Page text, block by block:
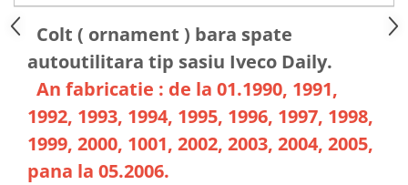
Colt ( ornament ) bara spate
autoutilitara tip sasiu Iveco Daily.
An fabricatie : de la 01.1990, 1991,
1992, 1993, 1994, 1995, 1996, 1997, 1998,
1999, 2000, 1001, 2002, 2003, 2004, 2005,
pana la 05.2006.